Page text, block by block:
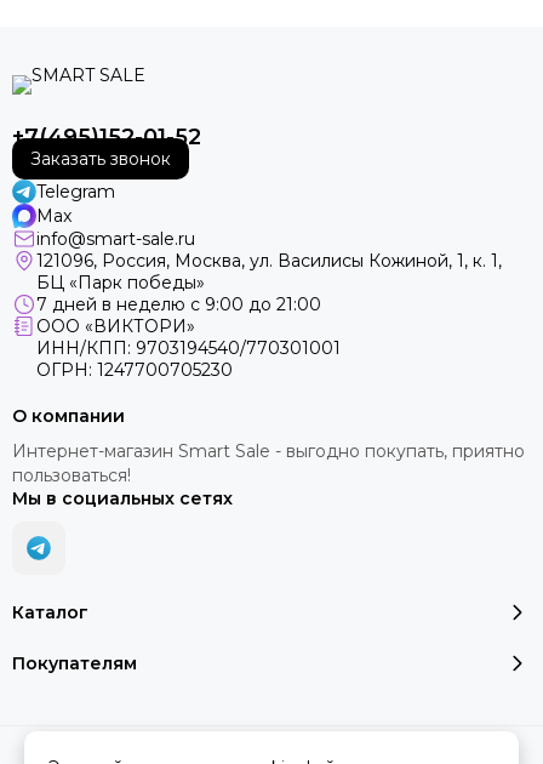
+7(495)152-01-52
Заказать звонок
Telegram
Max
info@smart-sale.ru
121096, Россия, Москва, ул. Василисы Кожиной, 1, к. 1,
БЦ «Парк победы»
7 дней в неделю с 9:00 до 21:00
ООО «ВИКТОРИ»
ИНН/КПП: 9703194540/770301001
ОГРН: 1247700705230
Каталог
Покупателям
О компании
Интернет-магазин Smart Sale - выгодно покупать, приятно
пользоваться!
Мы в социальных сетях